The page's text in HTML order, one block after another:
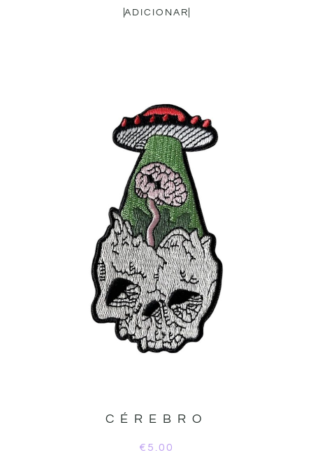
ADICIONAR
CÉREBRO
€ 5.00